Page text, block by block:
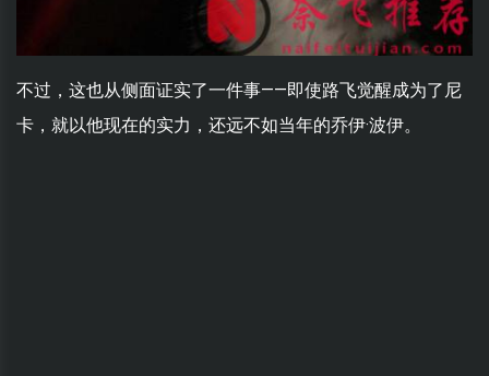
不过，这也从侧面证实了一件事——即使路飞觉醒成为了尼
卡，就以他现在的实力，还远不如当年的乔伊·波伊。